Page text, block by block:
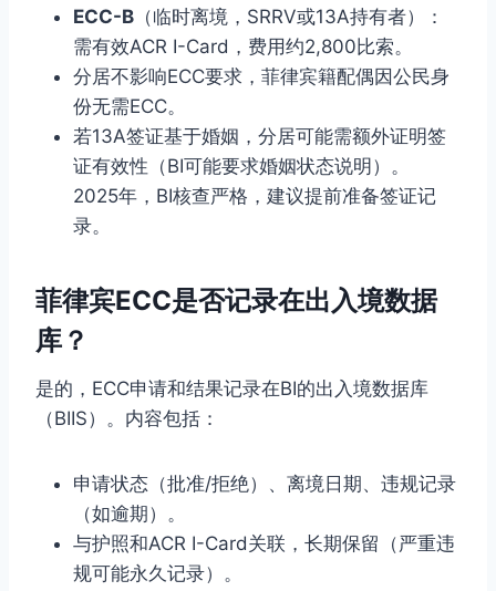
ECC-B （临时离境，SRRV或13A持有者）：
需有效ACR I-Card，费用约2,800比索。
分居不影响ECC要求，菲律宾籍配偶因公民身
份无需ECC。
若13A签证基于婚姻，分居可能需额外证明签
证有效性（BI可能要求婚姻状态说明）。
2025年，BI核查严格，建议提前准备签证记
录。
菲律宾ECC是否记录在出入境数据
库？
是的，ECC申请和结果记录在BI的出入境数据库
（BIIS）。内容包括：
申请状态（批准/拒绝）、离境日期、违规记录
（如逾期）。
与护照和ACR I-Card关联，长期保留（严重违
规可能永久记录）。